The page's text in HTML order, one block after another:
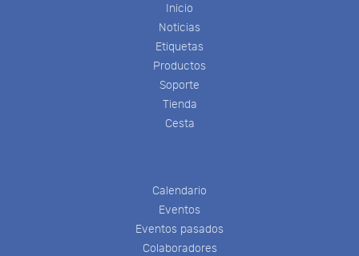
Inicio
Noticias
Etiquetas
Productos
Soporte
Tienda
Cesta
Calendario
Eventos
Eventos pasados
Colaboradores